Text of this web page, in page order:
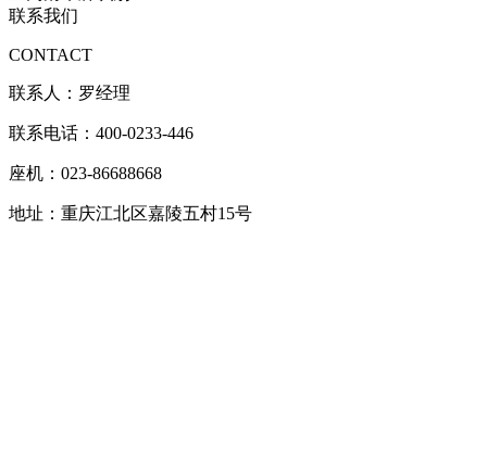
联系我们
CONTACT
联系人：罗经理
联系电话：400-0233-446
座机：023-86688668
地址：重庆江北区嘉陵五村15号